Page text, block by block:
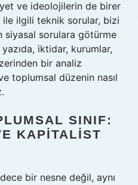
ve ideolojilerin de birer
ilgili teknik sorular, bizi
siyasal sorulara götürme
iktidar, kurumlar,
bir analiz
toplumsal düzenin nasıl
SINIF:
KAPITALIST
bir nesne değil, aynı